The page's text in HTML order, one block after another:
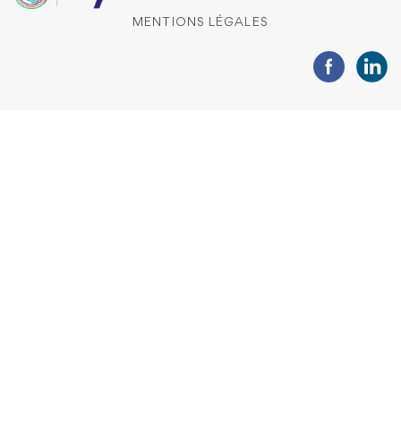
MENTIONS LÉGALES